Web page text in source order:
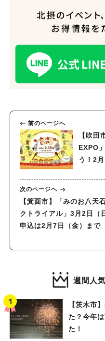
前のページへ
【吹田
EXPO
う！2
次のページへ
【箕面市】「みのお八天
クトライアル」3月2日（
申込は2月7日（金）まで
週間人
【茨木市
た？今年
た！